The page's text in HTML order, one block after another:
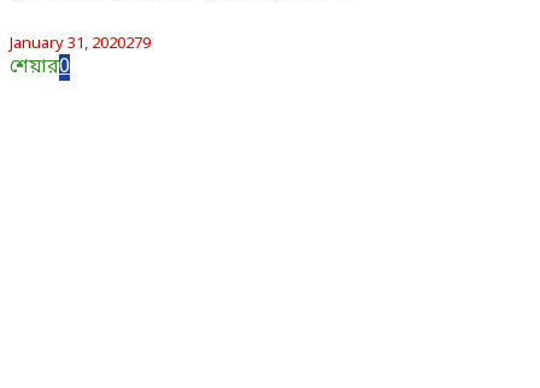
January 31, 2020279
শেয়ার0